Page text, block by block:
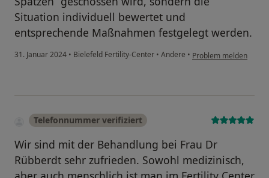
Situation individuell bewertet und
entsprechende Maßnahmen festgelegt werden.
31. Januar 2024 • Bielefeld Fertility-Center • Andere • Problem melden
Telefonnummer verifiziert
Wir sind mit der Behandlung bei Frau Dr
Rübberdt sehr zufrieden. Sowohl medizinisch,